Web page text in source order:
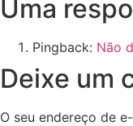
Uma
Pingback: Não
Deixe um
O seu endereço de